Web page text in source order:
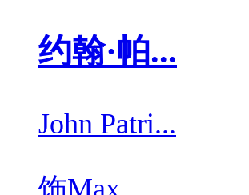
约翰·帕...
John Patri...
饰Max ...